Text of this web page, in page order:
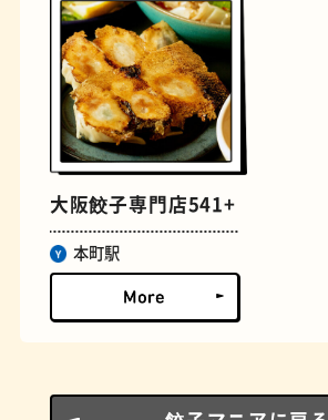
ジューススタンド
大阪餃子専門店541+
本町駅